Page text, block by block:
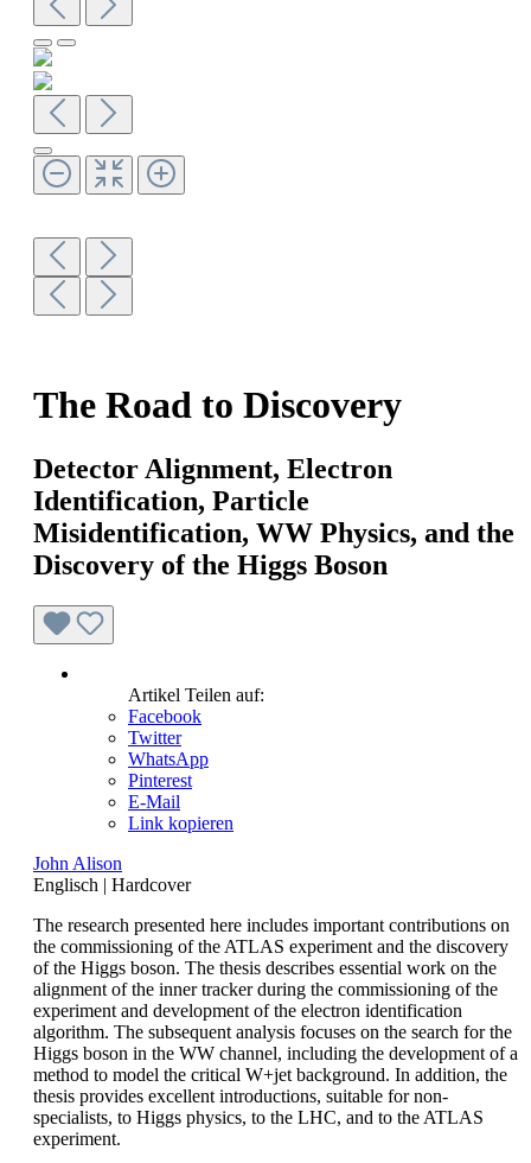
The Road to Discovery
Detector Alignment, Electron
Identification, Particle
Misidentification, WW Physics, and the
Discovery of the Higgs Boson
Artikel Teilen auf:
Facebook
Twitter
WhatsApp
Pinterest
E-Mail
Link kopieren
John Alison
Englisch | Hardcover
The research presented here includes important contributions on
the commissioning of the ATLAS experiment and the discovery
of the Higgs boson. The thesis describes essential work on the
alignment of the inner tracker during the commissioning of the
experiment and development of the electron identification
algorithm. The subsequent analysis focuses on the search for the
Higgs boson in the WW channel, including the development of a
method to model the critical W+jet background. In addition, the
thesis provides excellent introductions, suitable for non-
specialists, to Higgs physics, to the LHC, and to the ATLAS
experiment.